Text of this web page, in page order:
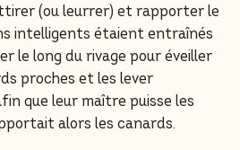
(ou leurrer) et rapporter le
intelligents étaient entraînés
le long du rivage pour éveiller
proches et les lever
que leur maître puisse les
alors les canards.